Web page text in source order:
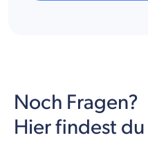
Noch Fragen?
Hier findest